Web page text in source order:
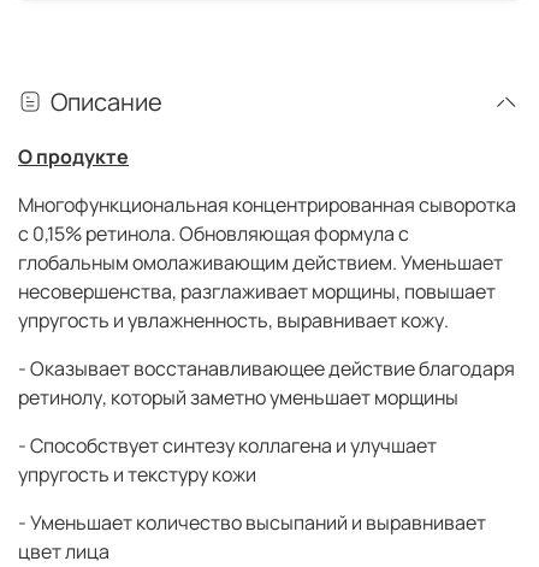
Описание
О продукте
Многофункциональная концентрированная сыворотка
с 0,15% ретинола. Обновляющая формула с
глобальным омолаживающим действием. Уменьшает
несовершенства, разглаживает морщины, повышает
упругость и увлажненность, выравнивает кожу.
- Оказывает восстанавливающее действие благодаря
ретинолу, который заметно уменьшает морщины
- Способствует синтезу коллагена и улучшает
упругость и текстуру кожи
- Уменьшает количество высыпаний и выравнивает
цвет лица